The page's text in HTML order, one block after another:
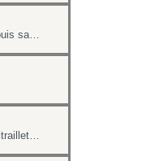
Ecrire un courrier à une personne depuis sa fiche contact
Envoi des mails un par un (option "mitraillette")